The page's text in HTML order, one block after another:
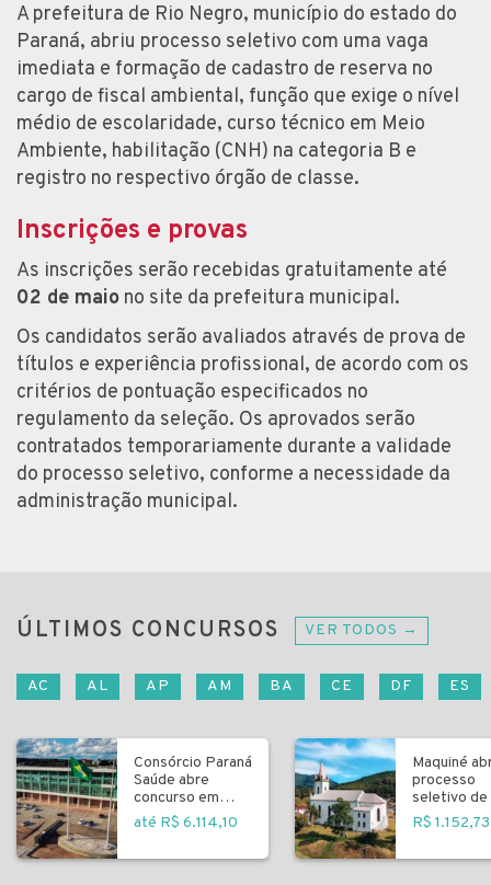
A prefeitura de Rio Negro, município do estado do
Paraná, abriu processo seletivo com uma vaga
imediata e formação de cadastro de reserva no
cargo de fiscal ambiental, função que exige o nível
médio de escolaridade, curso técnico em Meio
Ambiente, habilitação (CNH) na categoria B e
registro no respectivo órgão de classe.
Inscrições e provas
As inscrições serão recebidas gratuitamente até
02 de maio no site da prefeitura municipal.
Os candidatos serão avaliados através de prova de
títulos e experiência profissional, de acordo com os
critérios de pontuação especificados no
regulamento da seleção. Os aprovados serão
contratados temporariamente durante a validade
do processo seletivo, conforme a necessidade da
administração municipal.
ÚLTIMOS CONCURSOS VER TODOS →
AC AL AP AM BA CE DF ES
Consórcio Paraná
Saúde abre
concurso em
Curitiba
até R$ 6.114,10
Maquiné
processo
seletivo de
R$ 1.152,73